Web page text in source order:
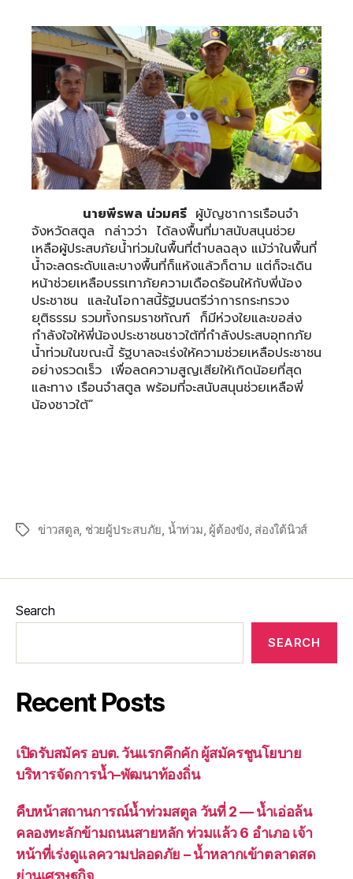
นายพีรพล น่วมศรี ผู้บัญชาการเรือนจำ
จังหวัดสตูล กล่าวว่า ได้ลงพื้นที่มาสนับสนุนช่วย
เหลือผู้ประสบภัยน้ำท่วมในพื้นที่ตำบลฉลุง แม้ว่าในพื้นที่
น้ำจะลดระดับและบางพื้นที่ก็แห้งแล้วก็ตาม แต่ก็จะเดิน
หน้าช่วยเหลือบรรเทาภัยความเดือดร้อนให้กับพี่น้อง
ประชาชน และในโอกาสนี้รัฐมนตรีว่าการกระทรวง
ยุติธรรม รวมทั้งกรมราชทัณฑ์ ก็มีห่วงใยและขอส่ง
กำลังใจให้พี่น้องประชาชนชาวใต้ที่กำลังประสบอุทกภัย
น้ำท่วมในขณะนี้ รัฐบาลจะเร่งให้ความช่วยเหลือประชาชน
อย่างรวดเร็ว เพื่อลดความสูญเสียให้เกิดน้อยที่สุด
และทาง เรือนจำสตูล พร้อมที่จะสนับสนุนช่วยเหลือพี่
น้องชาวใต้”
ข่าวสตูล, ช่วยผู้ประสบภัย, น้ำท่วม, ผู้ต้องขัง, ส่องใต้นิวส์
Search
SEARCH
Recent Posts
เปิดรับสมัคร อบต. วันแรกคึกคัก ผู้สมัครชูนโยบาย
บริหารจัดการน้ำ–พัฒนาท้องถิ่น
คืบหน้าสถานการณ์น้ำท่วมสตูล วันที่ 2 — น้ำเอ่อล้น
คลองทะลักข้ามถนนสายหลัก ท่วมแล้ว 6 อำเภอ เจ้า
หน้าที่เร่งดูแลความปลอดภัย – น้ำหลากเข้าตลาดสด